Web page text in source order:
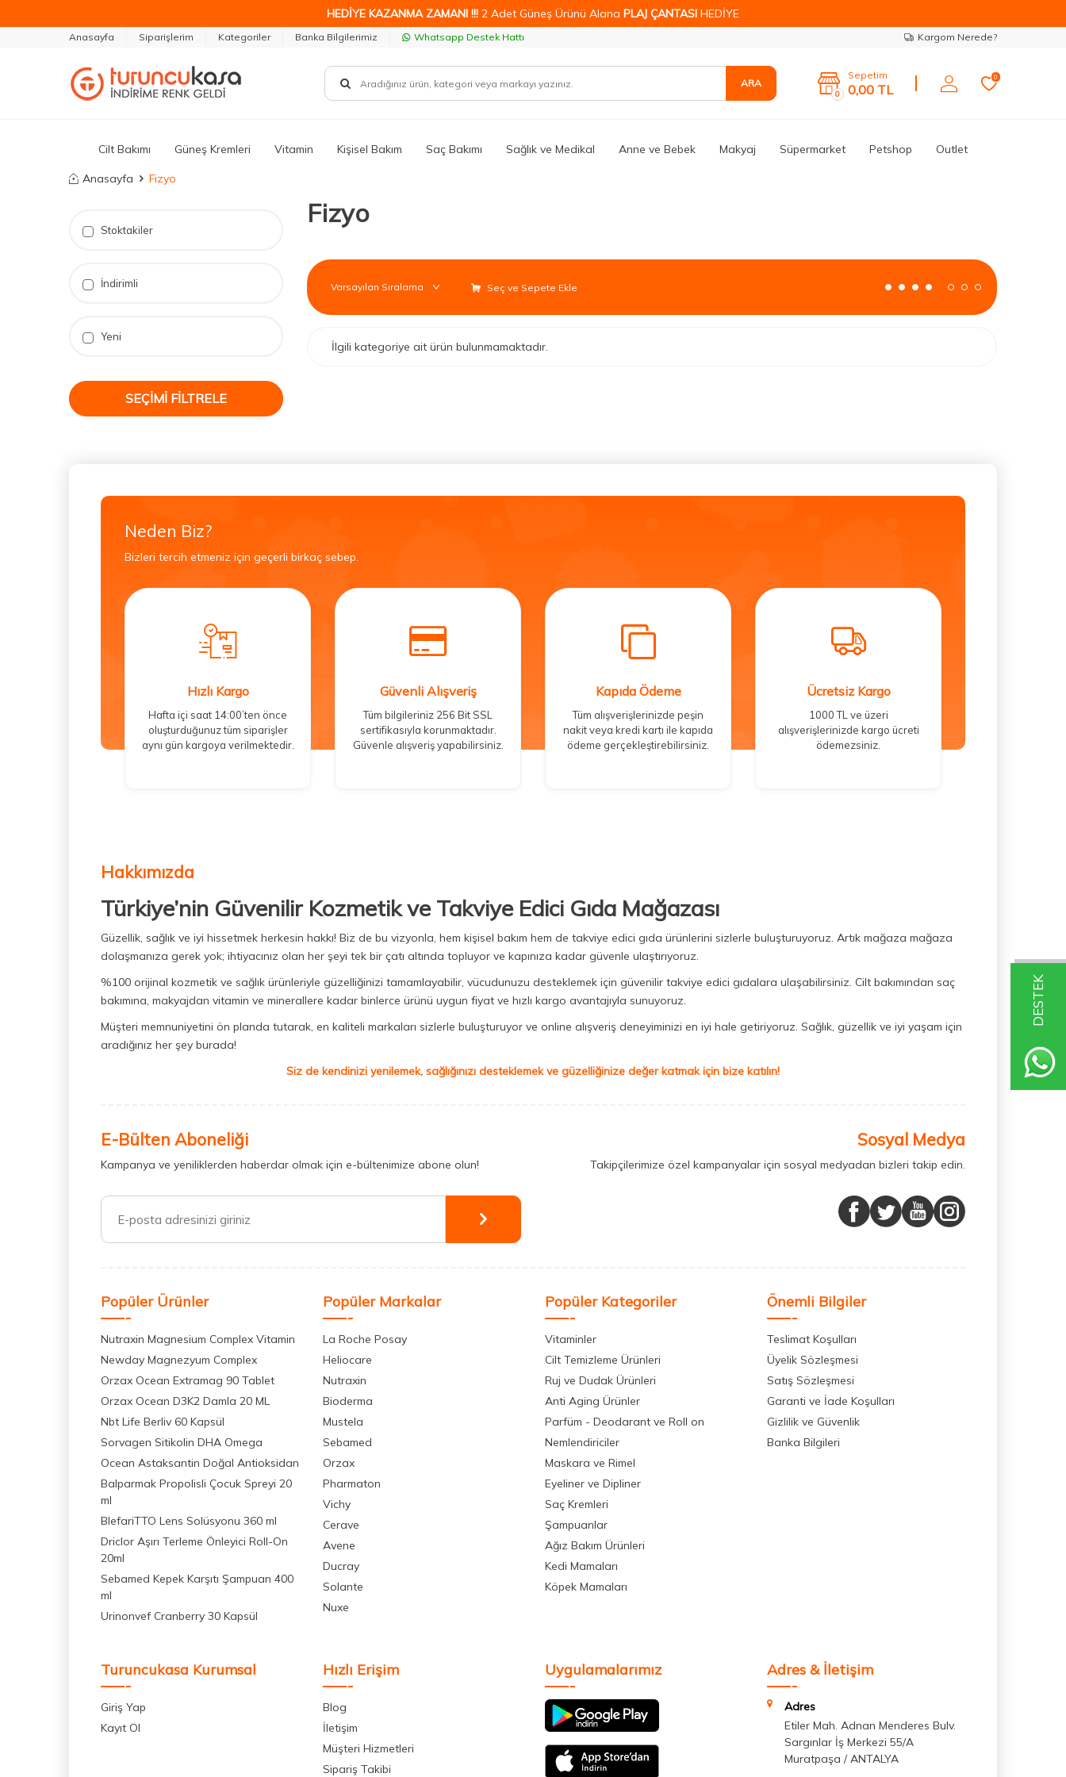
DESTEK
HEDİYE KAZANMA ZAMANI !!! 2 Adet Güneş Ürünü Alana PLAJ ÇANTASI HEDİYE
Anasayfa Siparişlerim Kategoriler Banka Bilgilerimiz Whatsapp Destek Hattı Kargom Nerede?
ARA
0
Sepetim
0,00 TL
0
Cilt Bakımı Güneş Kremleri Vitamin Kişisel Bakım Saç Bakımı Sağlık ve Medikal Anne ve Bebek Makyaj Süpermarket Petshop Outlet
Anasayfa Fizyo
Stoktakiler
İndirimli
Yeni
SEÇIMI FILTRELE
Fizyo
Seç ve Sepete Ekle
İlgili kategoriye ait ürün bulunmamaktadır.
Neden Biz?
Bizleri tercih etmeniz için geçerli birkaç sebep.
Hızlı Kargo
Hafta içi saat 14:00’ten önce
oluşturduğunuz tüm siparişler
aynı gün kargoya verilmektedir.
Güvenli Alışveriş
Tüm bilgileriniz 256 Bit SSL
sertifikasıyla korunmaktadır.
Güvenle alışveriş yapabilirsiniz.
Kapıda Ödeme
Tüm alışverişlerinizde peşin
nakit veya kredi kartı ile kapıda
ödeme gerçekleştirebilirsiniz.
Ücretsiz Kargo
1000 TL ve üzeri
alışverişlerinizde kargo ücreti
ödemezsiniz.
Hakkımızda
Türkiye’nin Güvenilir Kozmetik ve Takviye Edici Gıda Mağazası
Güzellik, sağlık ve iyi hissetmek herkesin hakkı! Biz de bu vizyonla, hem kişisel bakım hem de takviye edici gıda ürünlerini sizlerle buluşturuyoruz. Artık mağaza mağaza
dolaşmanıza gerek yok; ihtiyacınız olan her şeyi tek bir çatı altında topluyor ve kapınıza kadar güvenle ulaştırıyoruz.
%100 orijinal kozmetik ve sağlık ürünleriyle güzelliğinizi tamamlayabilir, vücudunuzu desteklemek için güvenilir takviye edici gıdalara ulaşabilirsiniz. Cilt bakımından saç
bakımına, makyajdan vitamin ve minerallere kadar binlerce ürünü uygun fiyat ve hızlı kargo avantajıyla sunuyoruz.
Müşteri memnuniyetini ön planda tutarak, en kaliteli markaları sizlerle buluşturuyor ve online alışveriş deneyiminizi en iyi hale getiriyoruz. Sağlık, güzellik ve iyi yaşam için
aradığınız her şey burada!
Siz de kendinizi yenilemek, sağlığınızı desteklemek ve güzelliğinize değer katmak için bize katılın!
E-Bülten Aboneliği
Kampanya ve yeniliklerden haberdar olmak için e-bültenimize abone olun!
Sosyal Medya
Takipçilerimize özel kampanyalar için sosyal medyadan bizleri takip edin.
Popüler Ürünler
Nutraxin Magnesium Complex Vitamin
Newday Magnezyum Complex
Orzax Ocean Extramag 90 Tablet
Orzax Ocean D3K2 Damla 20 ML
Nbt Life Berliv 60 Kapsül
Sorvagen Sitikolin DHA Omega
Ocean Astaksantin Doğal Antioksidan
Balparmak Propolisli Çocuk Spreyi 20
ml
BlefariTTO Lens Solüsyonu 360 ml
Driclor Aşırı Terleme Önleyici Roll-On
20ml
Sebamed Kepek Karşıtı Şampuan 400
ml
Urinonvef Cranberry 30 Kapsül
Popüler Markalar
La Roche Posay
Heliocare
Nutraxin
Bioderma
Mustela
Sebamed
Orzax
Pharmaton
Vichy
Cerave
Avene
Ducray
Solante
Nuxe
Popüler Kategoriler
Vitaminler
Cilt Temizleme Ürünleri
Ruj ve Dudak Ürünleri
Anti Aging Ürünler
Parfüm - Deodarant ve Roll on
Nemlendiriciler
Maskara ve Rimel
Eyeliner ve Dipliner
Saç Kremleri
Şampuanlar
Ağız Bakım Ürünleri
Kedi Mamaları
Köpek Mamaları
Önemli Bilgiler
Teslimat Koşulları
Üyelik Sözleşmesi
Satış Sözleşmesi
Garanti ve İade Koşulları
Gizlilik ve Güvenlik
Banka Bilgileri
Turuncukasa Kurumsal
Giriş Yap
Kayıt Ol
Hızlı Erişim
Blog
İletişim
Müşteri Hizmetleri
Sipariş Takibi
Uygulamalarımız Adres & İletişim
Adres
Etiler Mah. Adnan Menderes Bulv.
Sargınlar İş Merkezi 55/A
Muratpaşa / ANTALYA